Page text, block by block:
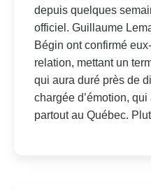
depuis quelques
officiel. Guillaume
Bégin ont confirmé
relation, mettant un
qui aura duré près de
chargée d’émotion,
partout au Québec.